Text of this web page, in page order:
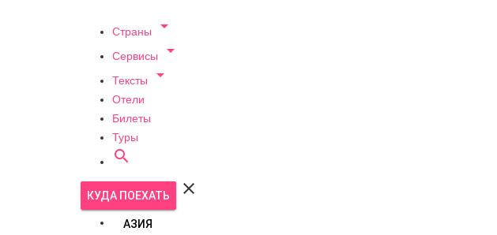
Страны 
Сервисы 
Тексты 
Отели
Билеты
Туры

КУДА ПОЕХАТЬ 
АЗИЯ